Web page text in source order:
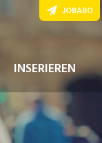
INSERIEREN
JOBABO